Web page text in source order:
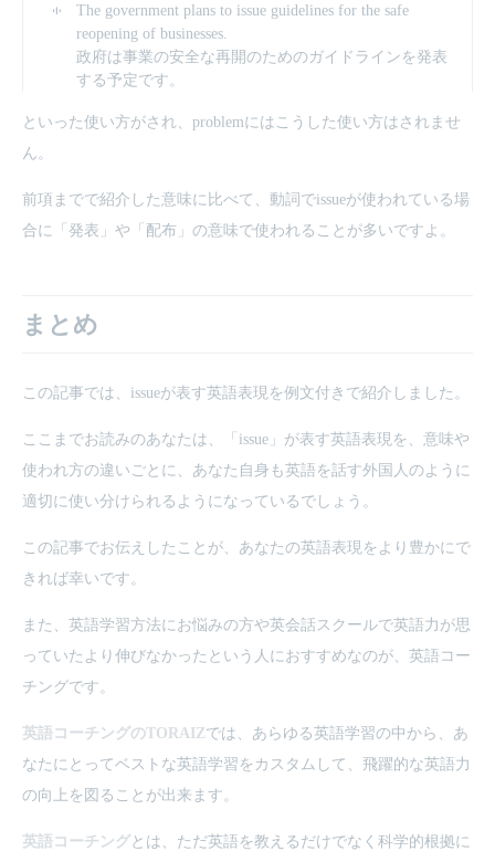
The government plans to issue guidelines for the safe
reopening of businesses.
政府は事業の安全な再開のためのガイドラインを発表
する予定です。
といった使い方がされ、problemにはこうした使い方はされませ
ん。
前項までで紹介した意味に比べて、動詞でissueが使われている場
合に「発表」や「配布」の意味で使われることが多いですよ。
まとめ
この記事では、issueが表す英語表現を例文付きで紹介しました。
ここまでお読みのあなたは、「issue」が表す英語表現を、意味や
使われ方の違いごとに、あなた自身も英語を話す外国人のように
適切に使い分けられるようになっているでしょう。
この記事でお伝えしたことが、あなたの英語表現をより豊かにで
きれば幸いです。
また、英語学習方法にお悩みの方や英会話スクールで英語力が思
っていたより伸びなかったという人におすすめなのが、英語コー
チングです。
英語コーチングのTORAIZでは、あらゆる英語学習の中から、あ
なたにとってベストな英語学習をカスタムして、飛躍的な英語力
の向上を図ることが出来ます。
英語コーチングとは、ただ英語を教えるだけでなく科学的根拠に